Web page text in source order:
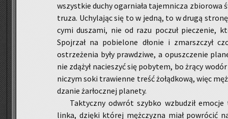
wszyst­kie duchy ogar­nia­ła ta­jem­ni­cza zbio­ro­wa
tru­za. Uchy­la­jąc się to w jedną, to w drugą
cy­mi du­sza­mi, nie od razu po­czuł pie­cze­nie,
Spoj­rzał na po­bie­lo­ne dło­nie i zmarsz­czył
ostrze­że­nia były praw­dzi­we, a opusz­cze­nie
nie zdą­żył na­cie­szyć się po­by­tem, bo żrący
ni­czym soki tra­wien­ne treść żo­łąd­ko­wą, więc
dza­nie żar­łocz­nej pla­ne­ty.
Tak­tycz­ny od­wrót szyb­ko wzbu­dził
linka, dzię­ki któ­rej męż­czy­zna miał po­wró­cić